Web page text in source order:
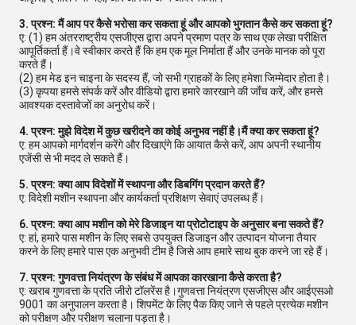
3. प्रश्न: मैं आप पर कैसे भरोसा कर सकता हूं और आपको भुगतान कैसे कर सकता हूं?
ए: (1) हम अंतरराष्ट्रीय एसजीएस द्वारा अपने प्रमाण पत्र के साथ एक लेखा परीक्षित
आपूर्तिकर्ता हैं।वे स्वीकार करते हैं कि हम एक मूल निर्माता हैं और उनके मानक को पूरा
करते हैं।
(2) हम मेड इन चाइना के सदस्य हैं, जो सभी ग्राहकों के लिए हमेशा जिम्मेदार होता है।
(3) कृपया हमसे संपर्क करें और वीडियो द्वारा हमारे कारखाने की जाँच करें, और हमसे
आवश्यक दस्तावेजों का अनुरोध करें।
4. प्रश्न: मुझे विदेश में कुछ खरीदने का कोई अनुभव नहीं है।मैं क्या कर सकता हूं?
ए: हम आपको मार्गदर्शन करेंगे और दिखाएंगे कि आयात कैसे करें, आप अपनी स्थानीय
एजेंसी से भी मदद ले सकते हैं।
5. प्रश्न: क्या आप विदेशों में स्थापना और डिबगिंग प्रदान करते हैं?
ए: विदेशी मशीन स्थापना और कार्यकर्ता प्रशिक्षण सेवाएं उपलब्ध हैं।
6. प्रश्न: क्या आप मशीन को मेरे डिजाइन या प्रोटोटाइप के अनुसार बना सकते हैं?
ए: हां, हमारे पास मशीन के लिए सबसे उपयुक्त डिजाइन और उत्पादन योजना तैयार
करने के लिए हमारे पास एक अनुभवी टीम है जिसे आप हमारे साथ बुक करने जा रहे हैं।
7. प्रश्न: गुणवत्ता नियंत्रण के संबंध में आपका कारखाना कैसे करता है?
ए: खराब गुणवत्ता के प्रति जीरो टॉलरेंस है।गुणवत्ता नियंत्रण एसजीएस और आईएसओ
9001 का अनुपालन करता है। शिपमेंट के लिए पैक किए जाने से पहले प्रत्येक मशीन
को परीक्षण और परीक्षण चलाना पड़ता है।